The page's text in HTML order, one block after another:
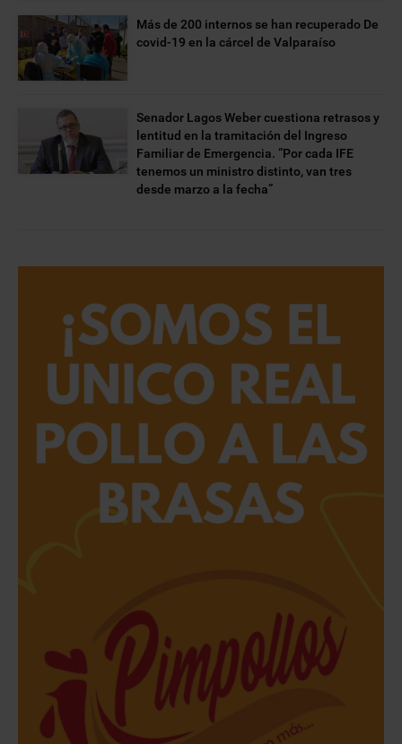
Más de 200 internos se han recuperado De
covid-19 en la cárcel de Valparaíso
Senador Lagos Weber cuestiona retrasos y
lentitud en la tramitación del Ingreso
Familiar de Emergencia. “Por cada IFE
tenemos un ministro distinto, van tres
desde marzo a la fecha”